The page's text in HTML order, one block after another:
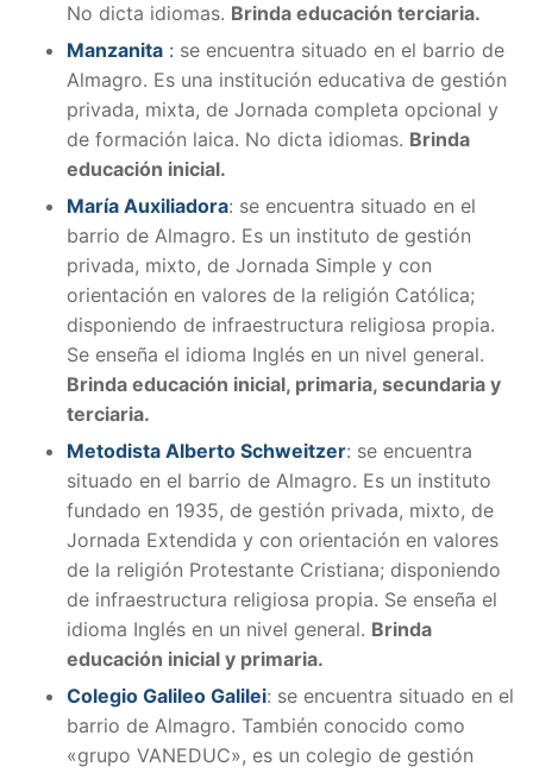
No dicta idiomas. Brinda educación terciaria.
Manzanita : se encuentra situado en el barrio de
Almagro. Es una institución educativa de gestión
privada, mixta, de Jornada completa opcional y
de formación laica. No dicta idiomas. Brinda
educación inicial.
María Auxiliadora: se encuentra situado en el
barrio de Almagro. Es un instituto de gestión
privada, mixto, de Jornada Simple y con
orientación en valores de la religión Católica;
disponiendo de infraestructura religiosa propia.
Se enseña el idioma Inglés en un nivel general.
Brinda educación inicial, primaria, secundaria y
terciaria.
Metodista Alberto Schweitzer: se encuentra
situado en el barrio de Almagro. Es un instituto
fundado en 1935, de gestión privada, mixto, de
Jornada Extendida y con orientación en valores
de la religión Protestante Cristiana; disponiendo
de infraestructura religiosa propia. Se enseña el
idioma Inglés en un nivel general. Brinda
educación inicial y primaria.
Colegio Galileo Galilei: se encuentra situado en el
barrio de Almagro. También conocido como
«grupo VANEDUC», es un colegio de gestión